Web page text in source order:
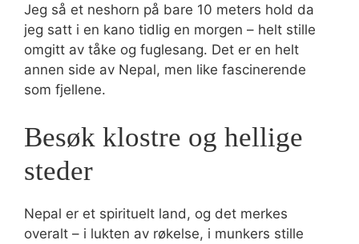
Jeg så et neshorn på bare 10 meters hold da
jeg satt i en kano tidlig en morgen – helt stille
omgitt av tåke og fuglesang. Det er en helt
annen side av Nepal, men like fascinerende
som fjellene.
Besøk klostre og hellige
steder
Nepal er et spirituelt land, og det merkes
overalt – i lukten av røkelse, i munkers stille